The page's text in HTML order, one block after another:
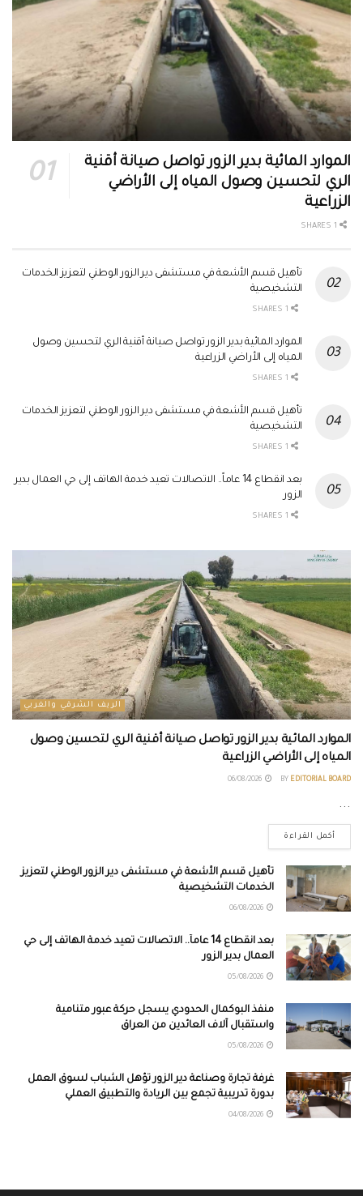
الموارد المائية بدير الزور تواصل صيانة أقنية
الري لتحسين وصول المياه إلى الأراضي
الزراعية
تأهيل قسم الأشعة في مستشفى دير الزور الوطني لتعزيز الخدمات
التشخيصية
الموارد المائية بدير الزور تواصل صيانة أقنية الري لتحسين وصول
المياه إلى الأراضي الزراعية
تأهيل قسم الأشعة في مستشفى دير الزور الوطني لتعزيز الخدمات
التشخيصية
بعد انقطاع 14 عاماً.. الاتصالات تعيد خدمة الهاتف إلى حي العمال بدير
الزور
الريف الشرقي والغربي
الموارد المائية بدير الزور تواصل صيانة أقنية الري لتحسين وصول
المياه إلى الأراضي الزراعية
BY EDITORIAL BOARD
...
أكمل القراءة
تأهيل قسم الأشعة في مستشفى دير الزور الوطني لتعزيز
الخدمات التشخيصية
بعد انقطاع 14 عاماً.. الاتصالات تعيد خدمة الهاتف إلى حي
العمال بدير الزور
منفذ البوكمال الحدودي يسجل حركة عبور متنامية
واستقبال آلاف العائدين من العراق
غرفة تجارة وصناعة دير الزور تؤهل الشباب لسوق العمل
بدورة تدريبية تجمع بين الريادة والتطبيق العملي